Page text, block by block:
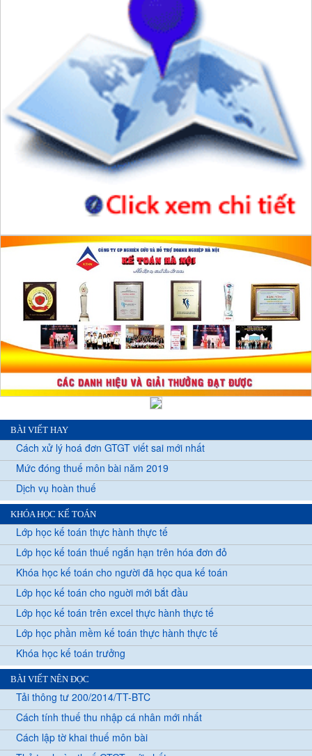
BÀI VIẾT HAY
Cách xử lý hoá đơn GTGT viết sai mới nhất
Mức đóng thuế môn bài năm 2019
Dịch vụ hoàn thuế
KHÓA HỌC KẾ TOÁN
Lớp học kế toán thực hành thực tế
Lớp học kế toán thuế ngắn hạn trên hóa đơn đỏ
Khóa học kế toán cho người đã học qua kế toán
Lớp học kế toán cho nguời mới bắt đầu
Lớp học kế toán trên excel thực hành thực tế
Lớp học phần mềm kế toán thực hành thực tế
Khóa học kế toán trưởng
BÀI VIẾT NÊN ĐỌC
Tải thông tư 200/2014/TT-BTC
Cách tính thuế thu nhập cá nhân mới nhất
Cách lập tờ khai thuế môn bài